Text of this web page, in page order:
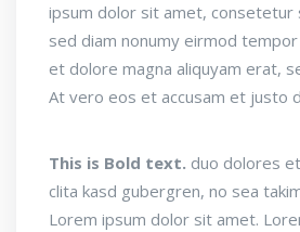
ipsum dolor sit amet, consetetur
sed diam nonumy eirmod
et dolore magna aliquyam erat,
At vero eos et accusam et justo
This is Bold text. duo dolores
clita kasd gubergren, no sea
Lorem ipsum dolor sit amet.